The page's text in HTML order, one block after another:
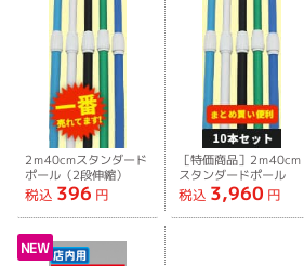
2ｍ40cmスタンダード
ポール（2段伸縮）
税込 396 円
［特価商品］2ｍ40cm
スタンダードポール
（２段伸縮）［10本セ
ット］
税込 3,960 円
NEW